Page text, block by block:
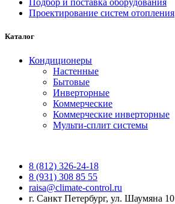
Подбор и поставка оборудования
Проектирование систем отопления
Каталог
Кондиционеры
Настенные
Бытовые
Инверторные
Коммерческие
Коммерческие инверторные
Мульти-сплит системы
8 (812) 326-24-18
8 (931) 308 85 55
raisa@climate-control.ru
г. Санкт Петербург, ул. Шаумяна 10